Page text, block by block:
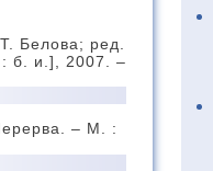
Белова; ред.
б. и.], 2007. –
– М. :